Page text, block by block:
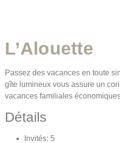
L’Alouette
Passez des vacances en toute
gîte lumineux vous assure un
vacances familiales
Détails
Invités: 5